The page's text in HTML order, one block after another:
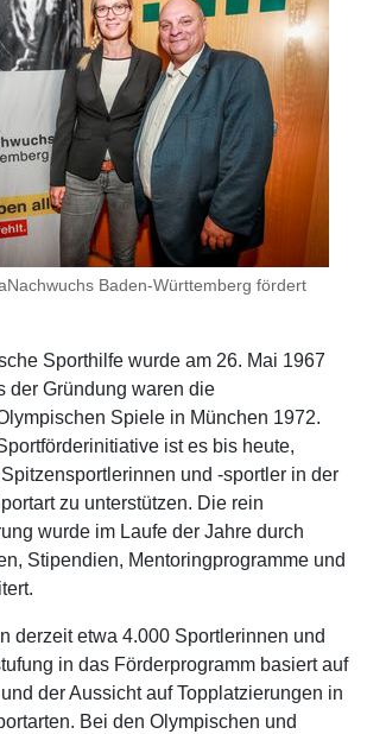
Baden-Württemberg fördert
Sporthilfe wurde am 26. Mai 1967
der Gründung waren die
Spiele in München 1972.
ist es bis heute,
und -sportler in der
zu unterstützen. Die rein
wurde im Laufe der Jahre durch
Stipendien, Mentoringprogramme und
derzeit etwa 4.000 Sportlerinnen und
in das Förderprogramm basiert auf
der Aussicht auf Topplatzierungen in
Bei den Olympischen und